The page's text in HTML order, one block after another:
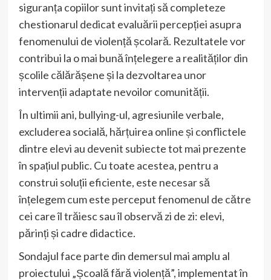
siguranța copiilor sunt invitați să completeze
chestionarul dedicat evaluării percepției asupra
fenomenului de violență școlară. Rezultatele vor
contribui la o mai bună înțelegere a realităților din
școlile călărășene și la dezvoltarea unor
intervenții adaptate nevoilor comunității.
În ultimii ani, bullying-ul, agresiunile verbale,
excluderea socială, hărțuirea online și conflictele
dintre elevi au devenit subiecte tot mai prezente
în spațiul public. Cu toate acestea, pentru a
construi soluții eficiente, este necesar să
înțelegem cum este perceput fenomenul de către
cei care îl trăiesc sau îl observă zi de zi: elevi,
părinți și cadre didactice.
Sondajul face parte din demersul mai amplu al
proiectului „Școală fără violență”, implementat în